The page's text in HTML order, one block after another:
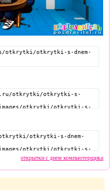
открытки с днем компьютерщика